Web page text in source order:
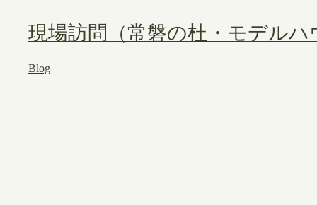
現場訪問（常磐の杜・モデルハ
Blog